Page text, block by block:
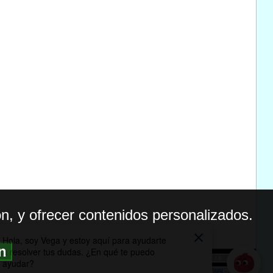
DE PRIVACIDAD
y ofrecer contenidos personalizados.